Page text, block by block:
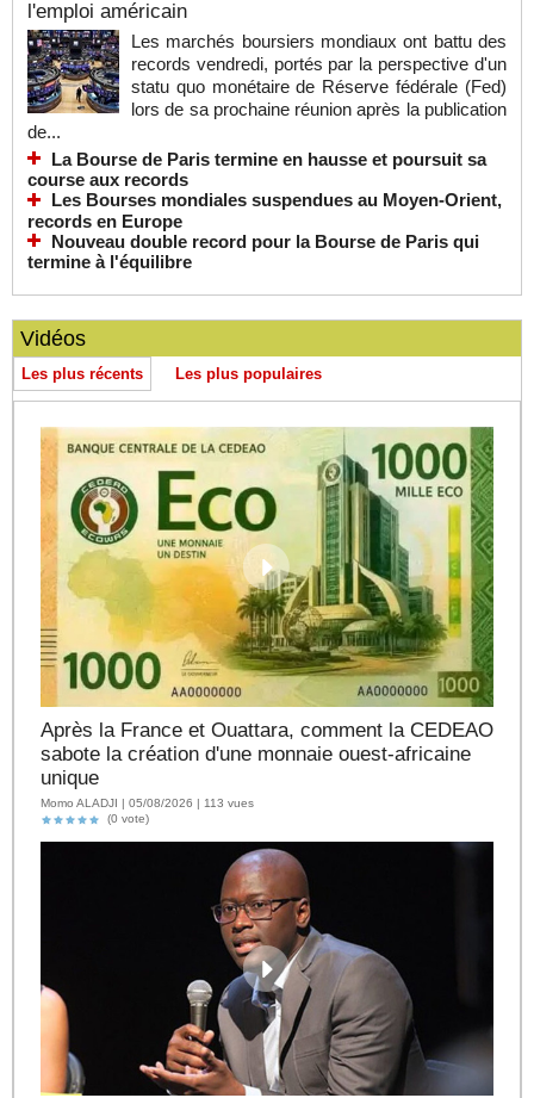
l'emploi américain
Les marchés boursiers mondiaux ont battu des
records vendredi, portés par la perspective d'un
statu quo monétaire de Réserve fédérale (Fed)
lors de sa prochaine réunion après la publication
de...
La Bourse de Paris termine en hausse et poursuit sa
course aux records
Les Bourses mondiales suspendues au Moyen-Orient,
records en Europe
Nouveau double record pour la Bourse de Paris qui
termine à l'équilibre
Vidéos
Les plus récents Les plus populaires
Après la France et Ouattara, comment la CEDEAO
sabote la création d'une monnaie ouest-africaine
unique
Momo ALADJI | 05/08/2026 | 113 vues
(0 vote)